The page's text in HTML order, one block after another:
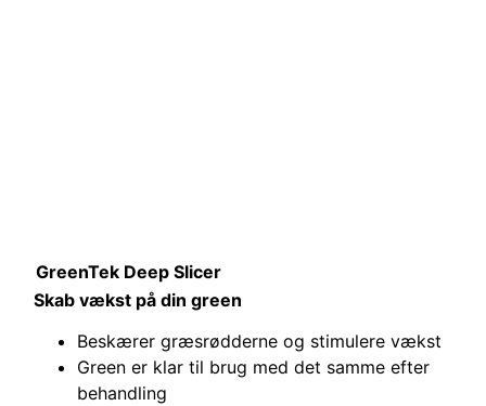
GreenTek Deep Slicer
Skab vækst på din green
Beskærer græsrødderne og stimulere vækst
Green er klar til brug med det samme efter
behandling